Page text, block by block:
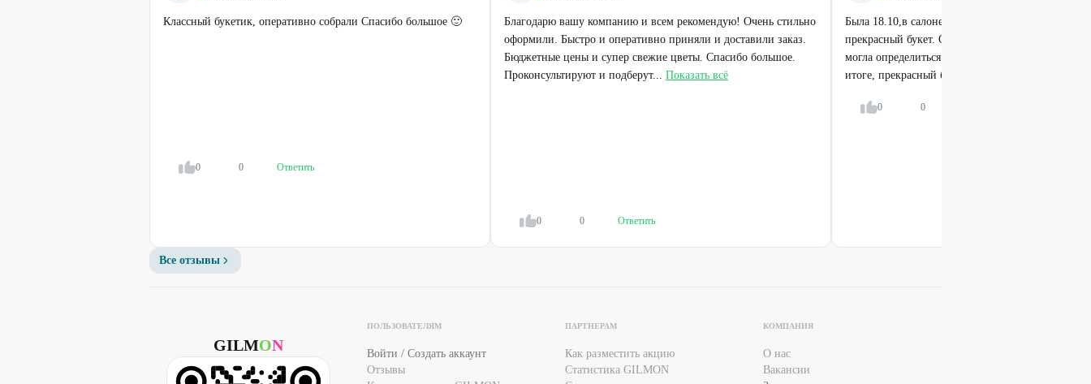
Классный букетик, оперативно собрали Спасибо большое 🙂
0 0 Ответить
Благодарю вашу компанию и всем рекомендую! Очень стильно
оформили. Быстро и оперативно приняли и доставили заказ.
Бюджетные цены и супер свежие цветы. Спасибо большое.
Проконсультируют и подберут... Показать всё
0 0 Ответить
Была 18.10,в салоне на Энергетиков 21. Девушка
прекрасный букет. Очень благодарна за помощь.
могла определиться с выбором(букет для
итоге, прекрасный букет,...
0 0
Все отзывы
GILMON
ПОЛЬЗОВАТЕЛЯМ
Войти / Создать аккаунт
Отзывы
ПАРТНЕРАМ
Как разместить акцию
Статистика GILMON
КОМПАНИЯ
О нас
Вакансии